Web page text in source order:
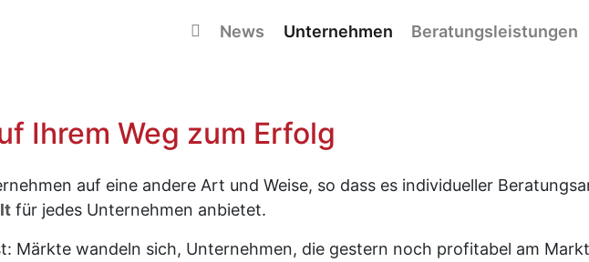
News
Unternehmen Beratungsleistungen
Ihrem Weg zum Erfolg
auf eine andere Art und Weise, so dass es individueller
für jedes Unternehmen anbietet.
Märkte wandeln sich, Unternehmen, die gestern noch profitabel am